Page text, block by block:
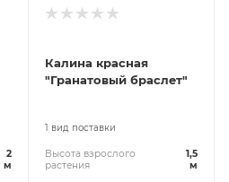
2
м
Калина красная
"Гранатовый браслет"
1 вид поставки
Высота взрослого
растения
1,5
м